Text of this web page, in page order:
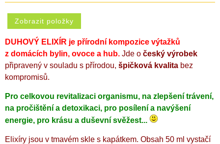
DUHOVÝ ELIXÍR je přírodní kompozice výtažků
z domácích bylin, ovoce a hub. Jde o český výrobek
připravený v souladu s přírodou, špičková kvalita bez
kompromisů.
Pro celkovou revitalizaci organismu, na zlepšení trávení,
na pročištění a detoxikaci, pro posílení a navýšení
energie, pro krásu a duševní svěžest...
Elixíry jsou v tmavém skle s kapátkem. Obsah 50 ml vystačí